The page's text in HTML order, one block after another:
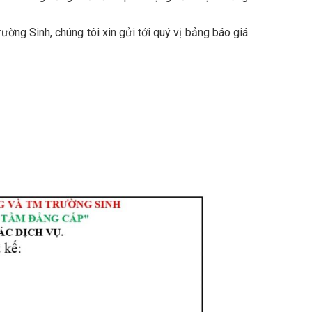
Sinh, chúng tôi xin gửi tới quý vị bảng báo giá